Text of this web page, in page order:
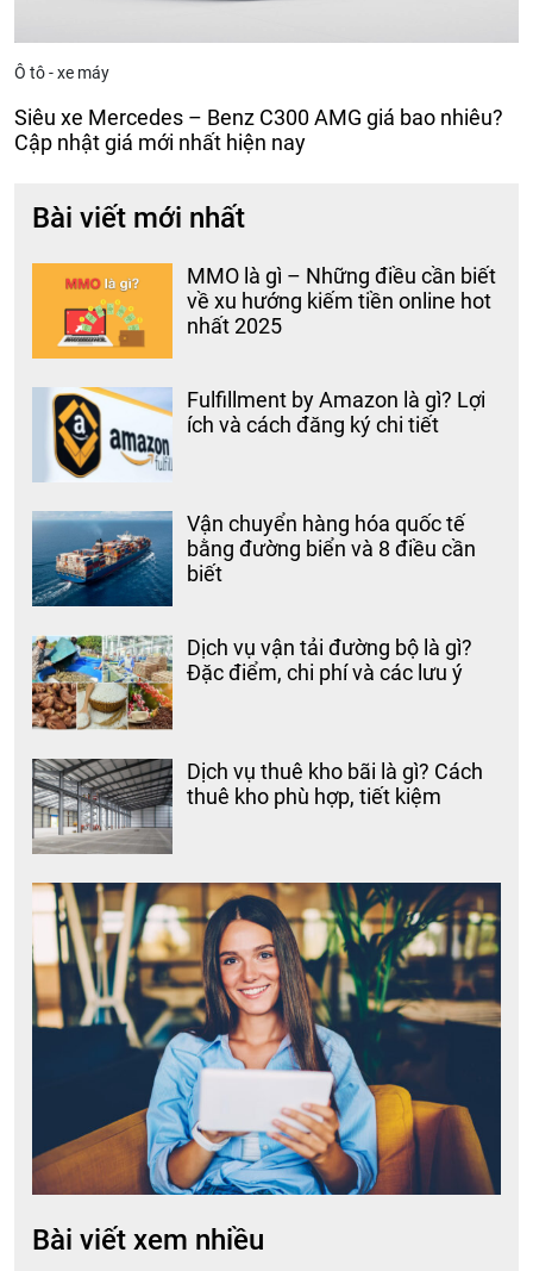
Ô tô - xe máy
Siêu xe Mercedes – Benz C300 AMG giá bao nhiêu?
Cập nhật giá mới nhất hiện nay
Bài viết mới nhất
MMO là gì – Những điều cần biết
về xu hướng kiếm tiền online hot
nhất 2025
Fulfillment by Amazon là gì? Lợi
ích và cách đăng ký chi tiết
Vận chuyển hàng hóa quốc tế
bằng đường biển và 8 điều cần
biết
Dịch vụ vận tải đường bộ là gì?
Đặc điểm, chi phí và các lưu ý
Dịch vụ thuê kho bãi là gì? Cách
thuê kho phù hợp, tiết kiệm
Bài viết xem nhiều